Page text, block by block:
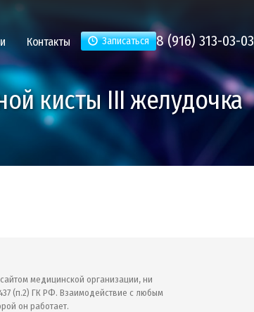
Контакты Записаться 8 (916) 313-03-03
кисты III желудочка
медицинской организации, ни
(п.2) ГК РФ. Взаимодействие с любым
он работает.